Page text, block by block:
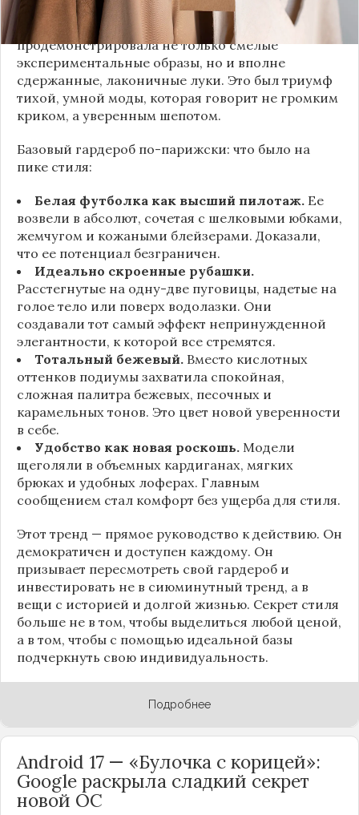
Как тонко подметила автор канала «Деловая
косметичка», завершившаяся неделя моды
продемонстрировала не только смелые
экспериментальные образы, но и вполне
сдержанные, лаконичные луки. Это был триумф
тихой, умной моды, которая говорит не громким
криком, а уверенным шепотом.
Базовый гардероб по-парижски: что было на
пике стиля:
Белая футболка как высший пилотаж. Ее
возвели в абсолют, сочетая с шелковыми юбками,
жемчугом и кожаными блейзерами. Доказали,
что ее потенциал безграничен.
Идеально скроенные рубашки.
Расстегнутые на одну-две пуговицы, надетые на
голое тело или поверх водолазки. Они
создавали тот самый эффект непринужденной
элегантности, к которой все стремятся.
Тотальный бежевый. Вместо кислотных
оттенков подиумы захватила спокойная,
сложная палитра бежевых, песочных и
карамельных тонов. Это цвет новой уверенности
в себе.
Удобство как новая роскошь. Модели
щеголяли в объемных кардиганах, мягких
брюках и удобных лоферах. Главным
сообщением стал комфорт без ущерба для стиля.
Этот тренд — прямое руководство к действию. Он
демократичен и доступен каждому. Он
призывает пересмотреть свой гардероб и
инвестировать не в сиюминутный тренд, а в
вещи с историей и долгой жизнью. Секрет стиля
больше не в том, чтобы выделиться любой ценой,
а в том, чтобы с помощью идеальной базы
подчеркнуть свою индивидуальность.
Подробнее
Android 17 — «Булочка с корицей»:
Google раскрыла сладкий секрет
новой ОС